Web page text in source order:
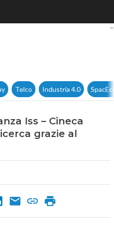
alleanza Iss –
Telco Industria 4.0
Iss – Cineca
grazie al